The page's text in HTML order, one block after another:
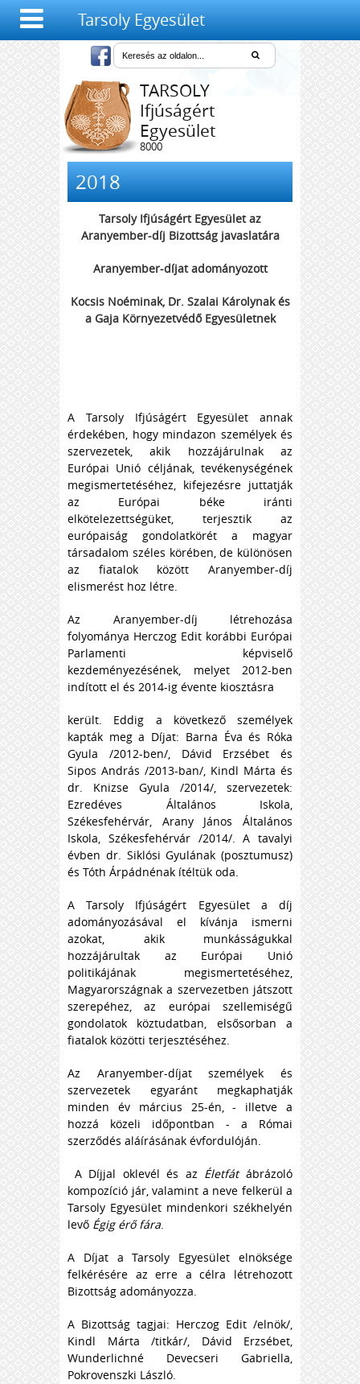
Tarsoly Egyesület
TARSOLY
Ifjúságért
Egyesület
8000
Székesfehérvár,
2018
Tarsoly Ifjúságért Egyesület az
Aranyember-díj Bizottság javaslatára
Aranyember-díjat adományozott
Kocsis Noéminak, Dr. Szalai Károlynak és
a Gaja Környezetvédő Egyesületnek
A Tarsoly Ifjúságért Egyesület annak
érdekében, hogy mindazon személyek és
szervezetek, akik hozzájárulnak az
Európai Unió céljának, tevékenységének
megismertetéséhez, kifejezésre juttatják
az Európai béke iránti
elkötelezettségüket, terjesztik az
európaiság gondolatkörét a magyar
társadalom széles körében, de különösen
az fiatalok között Aranyember-díj
elismerést hoz létre.
Az Aranyember-díj létrehozása
folyománya Herczog Edit korábbi Európai
Parlamenti képviselő
kezdeményezésének, melyet 2012-ben
indított el és 2014-ig évente kiosztásra
került. Eddig a következő személyek
kapták meg a Díjat: Barna Éva és Róka
Gyula /2012-ben/, Dávid Erzsébet és
Sipos András /2013-ban/, Kindl Márta és
dr. Knizse Gyula /2014/, szervezetek:
Ezredéves Általános Iskola,
Székesfehérvár, Arany János Általános
Iskola, Székesfehérvár /2014/. A tavalyi
évben dr. Siklósi Gyulának (posztumusz)
és Tóth Árpádnénak ítéltük oda.
A Tarsoly Ifjúságért Egyesület a díj
adományozásával el kívánja ismerni
azokat, akik munkásságukkal
hozzájárultak az Európai Unió
politikájának megismertetéséhez,
Magyarországnak a szervezetben játszott
szerepéhez, az európai szellemiségű
gondolatok köztudatban, elsősorban a
fiatalok közötti terjesztéséhez.
Az Aranyember-díjat személyek és
szervezetek egyaránt megkaphatják
minden év március 25-én, - illetve a
hozzá közeli időpontban - a Római
szerződés aláírásának évfordulóján.
A Díjjal oklevél és az Életfátábrázoló
kompozíció jár, valamint a neve felkerül a
Tarsoly Egyesület mindenkori székhelyén
levő Égig érő fára.
A Díjat a Tarsoly Egyesület elnöksége
felkérésére az erre a célra létrehozott
Bizottság adományozza.
A Bizottság tagjai: Herczog Edit /elnök/,
Kindl Márta /titkár/, Dávid Erzsébet,
Wunderlichné Devecseri Gabriella,
Pokrovenszki László.